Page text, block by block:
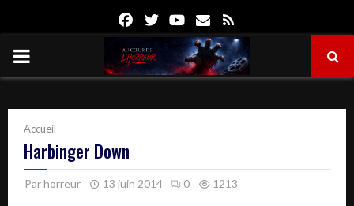
FacebookTwitterYoutube
Email
PRIMARY
Accueil
Harbinger Down
Parhorreur 13 juin 2014 0 1213